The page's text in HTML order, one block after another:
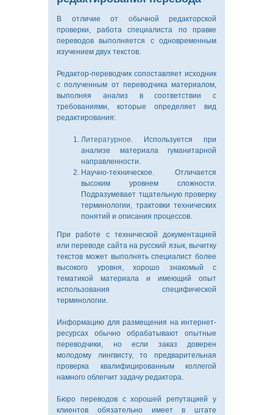
В отличие от обычной редакторской
проверки, работа специалиста по правке
переводов выполняется с одновременным
изучением двух текстов.
Редактор-переводчик сопоставляет исходник
с полученным от переводчика материалом,
выполняя анализ в соответствии с
требованиями, которые определяет вид
редактирования:
Литературное. Используется при
анализе материала гуманитарной
направленности.
Научно-техническое. Отличается
высоким уровнем сложности.
Подразумевает тщательную проверку
терминологии, трактовки технических
понятий и описания процессов.
При работе с технической документацией
или переводе сайта на русский язык, вычитку
текстов может выполнять специалист более
высокого уровня, хорошо знакомый с
тематикой материала и имеющий опыт
использования специфической
терминологии.
Информацию для размещения на интернет-
ресурсах обычно обрабатывают опытные
переводчики, но если заказ доверен
молодому лингвисту, то предварительная
проверка квалифицированным коллегой
намного облегчит задачу редактора.
Бюро переводов с хорошей репутацией у
клиентов обязательно имеет в штате
КОМПАНИИ